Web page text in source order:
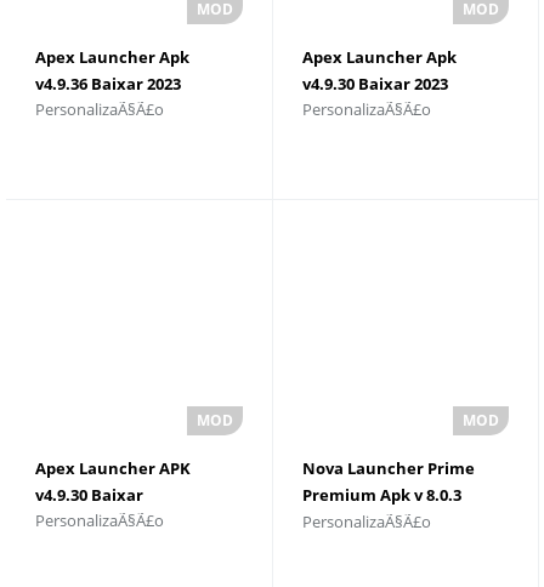
Apex Launcher Apk
v4.9.36 Baixar 2023
PersonalizaÃ§Ã£o
Apex Launcher Apk
v4.9.30 Baixar 2023
PersonalizaÃ§Ã£o
Apex Launcher APK
v4.9.30 Baixar
PersonalizaÃ§Ã£o
Nova Launcher Prime
Premium Apk v 8.0.3
Download grÃ¡tis
PersonalizaÃ§Ã£o